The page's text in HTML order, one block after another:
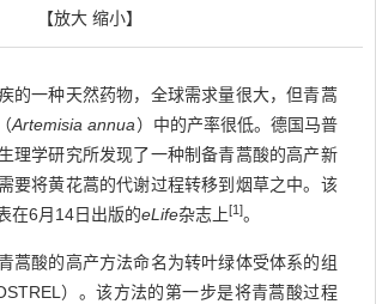
【放大 缩小】
的一种天然药物，全球需求量很大，但青蒿
Artemisia annua）中的产率很低。德国马普
理学研究所发现了一种制备青蒿酸的高产新
要将黄花蒿的代谢过程转移到烟草之中。该
在6月14日出版的eLife杂志上[1]。
蒿酸的高产方法命名为转叶绿体受体系的组
）。该方法的第一步是将青蒿酸过程